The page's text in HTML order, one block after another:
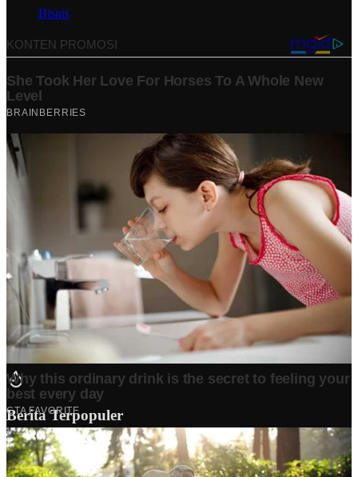
Bisnis
Berita Terpopuler
Surat Somasi Penyerobotan Tanah Terbaru 2024, Lengkap
Dengan Penjelasannya!